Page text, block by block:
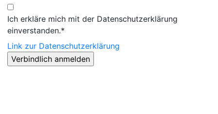
Ich erkläre mich mit der Datenschutzerklärung
einverstanden.*
Link zur Datenschutzerklärung